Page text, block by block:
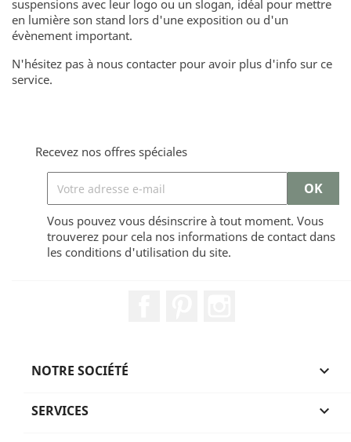
suspensions avec leur logo ou un slogan, idéal pour mettre
en lumière son stand lors d'une exposition ou d'un
évènement important.
N'hésitez pas à nous contacter pour avoir plus d'info sur ce
service.
Recevez nos offres spéciales
Vous pouvez vous désinscrire à tout moment. Vous
trouverez pour cela nos informations de contact dans
les conditions d'utilisation du site.
NOTRE SOCIÉTÉ 
SERVICES 